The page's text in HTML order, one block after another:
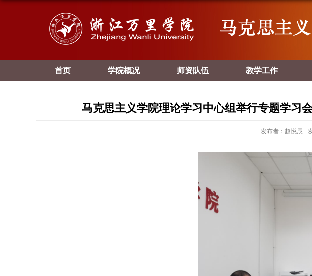
首页 学院概况 师资队伍 教学工作
马克思主义学院理论学习中心组举行专题学
发布者：赵悦辰